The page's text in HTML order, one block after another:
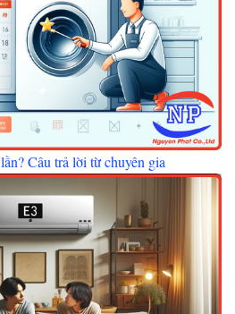
Câu trả lời từ chuyên gia